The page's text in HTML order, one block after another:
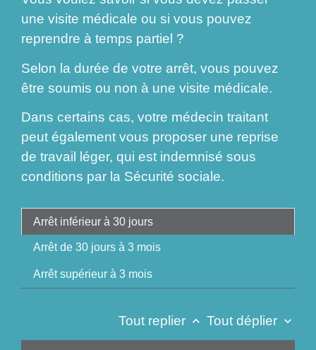
une visite médicale ou si vous pouvez
reprendre à temps partiel ?
Selon la durée de votre arrêt, vous pouvez
être soumis ou non à une visite médicale.
Dans certains cas, votre médecin traitant
peut également vous proposer une reprise
de travail léger, qui est indemnisé sous
conditions par la Sécurité sociale.
Arrêt inférieur à 30 jours
Arrêt de 30 jours à 3 mois
Arrêt supérieur à 3 mois
Tout replier keyboard_arrow_up Tout déplier keyboard_arrow_down